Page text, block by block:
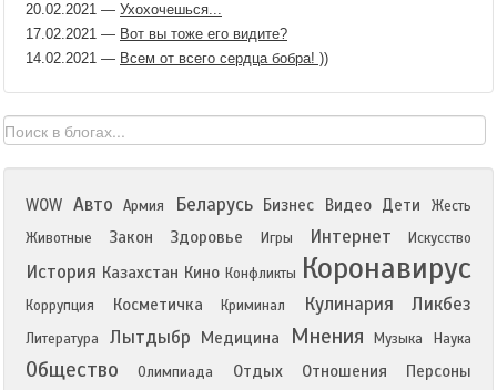
20.02.2021 — Ухохочешься...
17.02.2021 — Вот вы тоже его видите?
14.02.2021 — Всем от всего сердца бобра! ))
WOW Авто Армия Беларусь Бизнес Видео Дети
Жесть
Животные
Закон Здоровье Игры Интернет Искусство
История Казахстан Кино Конфликты Коронавирус
Коррупция Косметичка Криминал Кулинария Ликбез
Литература Лытдыбр Медицина Мнения Музыка Наука
Общество Олимпиада Отдых Отношения Персоны